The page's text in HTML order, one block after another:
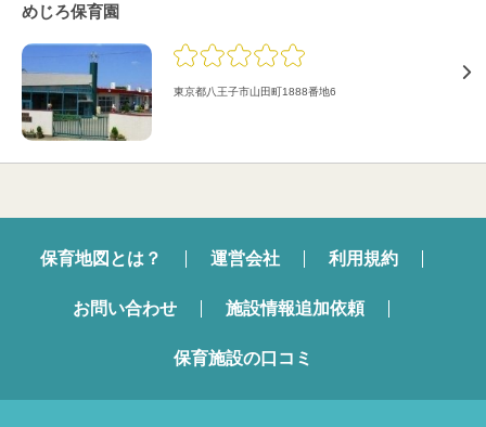
めじろ保育園
東京都八王子市山田町1888番地6
保育地図とは？ 運営会社 利用規約
お問い合わせ 施設情報追加依頼
保育施設の口コミ